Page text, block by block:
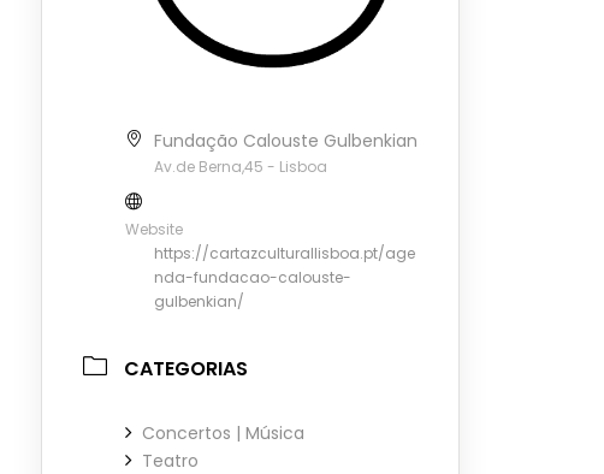
Fundação Calouste Gulbenkian
Av.de Berna,45 - Lisboa
Website
https://cartazculturallisboa.pt/age
nda-fundacao-calouste-
gulbenkian/
CATEGORIAS
Concertos | Música
Teatro